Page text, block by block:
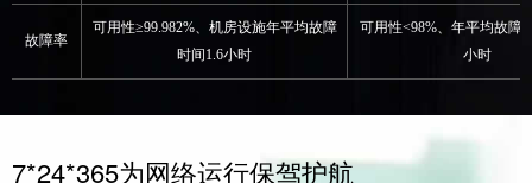
故障率
可用性≥99.982%、机房设施年平均故障
时间1.6小时
可用性<98%、年平均故障
小时
7*24*365为网络运行保驾护航